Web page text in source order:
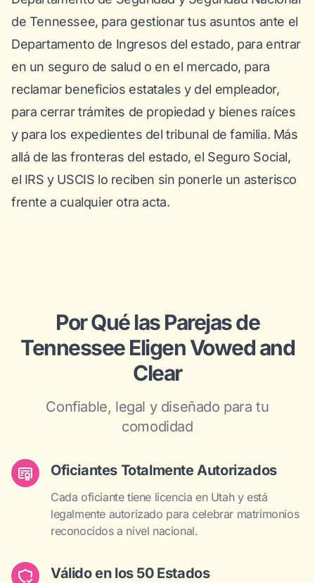
de Tennessee, para gestionar tus asuntos ante el
Departamento de Ingresos del estado, para entrar
en un seguro de salud o en el mercado, para
reclamar beneficios estatales y del empleador,
para cerrar trámites de propiedad y bienes raíces
y para los expedientes del tribunal de familia. Más
allá de las fronteras del estado, el Seguro Social,
el IRS y USCIS lo reciben sin ponerle un asterisco
frente a cualquier otra acta.
Por Qué las Parejas de
Tennessee Eligen Vowed and
Clear
Confiable, legal y diseñado para tu
comodidad
Oficiantes Totalmente Autorizados
Cada oficiante tiene licencia en Utah y está
legalmente autorizado para celebrar matrimonios
reconocidos a nivel nacional.
Válido en los 50 Estados